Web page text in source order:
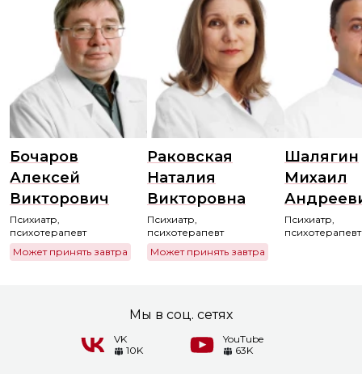
Бочаров
Алексей
Викторович
Психиатр,
психотерапевт
Может принять завтра
Раковская
Наталия
Викторовна
Психиатр,
психотерапевт
Может принять завтра
Шалягин
Михаил
Психиатр,
психотерапевт
Мы в соц. сетях
VK
10K
YouTube
63K